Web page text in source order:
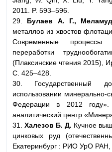
2011. P. 593–596.
29. Булаев А. Г.,
металлов из хвостов
Современные процессы
переработки
(Плаксинские чтения 2015),
С. 425–428.
30. Государственный
использовании минерально-
Федерации в 2012
аналитический центр
31. Халезов Б. Д. Кучное
цинковых руд
Екатеринбург : РИО УрО